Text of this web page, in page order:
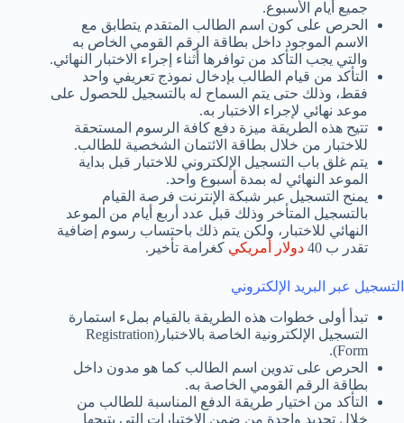
جميع أيام الأسبوع.
الحرص على كون اسم الطالب المتقدم يتطابق مع
الاسم الموجود داخل بطاقة الرقم القومي الخاص به
والتي يجب التأكد من توافرها أثناء إجراء الاختبار النهائي.
التأكد من قيام الطالب بإدخال نموذج تعريفي واحد
فقط، وذلك حتى يتم السماح له بالتسجيل للحصول على
موعد نهائي لإجراء الاختبار به.
تتيح هذه الطريقة ميزة دفع كافة الرسوم المستحقة
للاختبار من خلال بطاقة الائتمان الشخصية للطالب.
يتم غلق باب التسجيل الإلكتروني للاختبار قبل بداية
الموعد النهائي له بمدة أسبوع واحد.
يمنح التسجيل عبر شبكة الإنترنت فرصة القيام
بالتسجيل المتأخر وذلك قبل عدد أربع أيام من الموعد
النهائي للاختبار، ولكن يتم ذلك باحتساب رسوم إضافية
تقدر ب 40
دولار أمريكي كغرامة تأخير.
التسجيل عبر البريد الإلكتروني
تبدأ أولى خطوات هذه الطريقة بالقيام بملء استمارة
التسجيل الإلكترونية الخاصة بالاختبار(Registration
Form).
الحرص على تدوين اسم الطالب كما هو مدون داخل
بطاقة الرقم القومي الخاصة به.
التأكد من اختيار طريقة الدفع المناسبة للطالب من
خلال تحديد واحدة من ضمن الاختيارات التي يتيحها